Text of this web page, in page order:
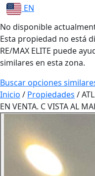
EN
No disponible
Esta propiedad no está
RE/MAX ELITE puede
similares en esta zona.
Buscar opciones
Inicio / Propiedades /
EN VENTA. C VISTA AL